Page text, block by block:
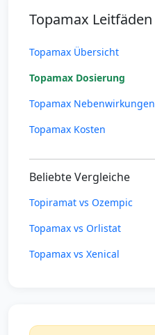
Topamax Leitfäden
Topamax Übersicht
Topamax Dosierung
Topamax Nebenwirkungen
Topamax Kosten
Beliebte Vergleiche
Topiramat vs Ozempic
Topamax vs Orlistat
Topamax vs Xenical